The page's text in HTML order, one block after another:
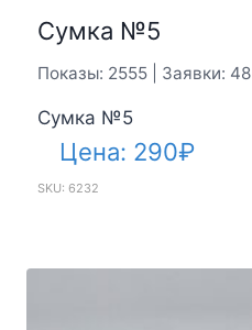
Сумка №5
Показы: 2555 | Заявки: 48
Сумка №5
Цена: 290₽
SKU: 6232